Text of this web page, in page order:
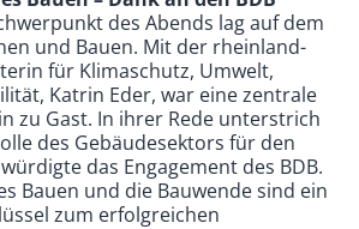
des Abends lag auf dem
und Bauen. Mit der rheinland-
für Klimaschutz, Umwelt,
Katrin Eder, war eine zentrale
zu Gast. In ihrer Rede unterstrich
des Gebäudesektors für den
das Engagement des BDB.
Bauen und die Bauwende sind ein
zum erfolgreichen